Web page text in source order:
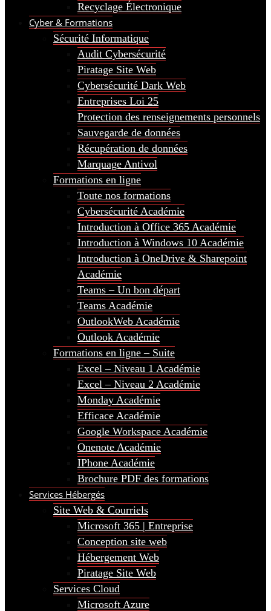
Recyclage Électronique
Cyber & Formations
Sécurité Informatique
Audit Cybersécurité
Piratage Site Web
Cybersécurité Dark Web
Entreprises Loi 25
Protection des renseignements personnels
Sauvegarde de données
Récupération de données
Marquage Antivol
Formations en ligne
Toute nos formations
Cybersécurité Académie
Introduction à Office 365 Académie
Introduction à Windows 10 Académie
Introduction à OneDrive & Sharepoint
Académie
Teams – Un bon départ
Teams Académie
OutlookWeb Académie
Outlook Académie
Formations en ligne – Suite
Excel – Niveau 1 Académie
Excel – Niveau 2 Académie
Monday Académie
Efficace Académie
Google Workspace Académie
Onenote Académie
IPhone Académie
Brochure PDF des formations
Services Hébergés
Site Web & Courriels
Microsoft 365 | Entreprise
Conception site web
Hébergement Web
Piratage Site Web
Services Cloud
Microsoft Azure